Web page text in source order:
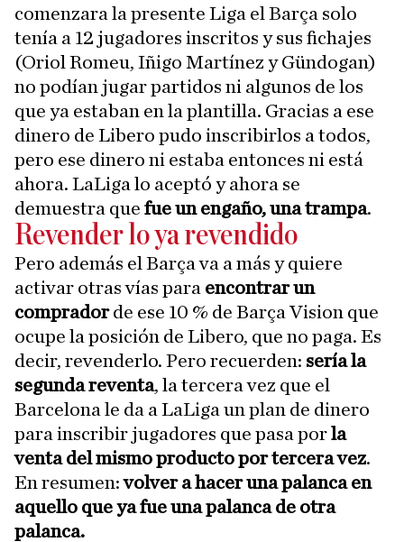
comenzara la presente Liga el Barça solo
tenía a 12 jugadores inscritos y sus fichajes
(Oriol Romeu, Iñigo Martínez y Gündogan)
no podían jugar partidos ni algunos de los
que ya estaban en la plantilla. Gracias a ese
dinero de Libero pudo inscribirlos a todos,
pero ese dinero ni estaba entonces ni está
ahora. LaLiga lo aceptó y ahora se
demuestra que fue un engaño, una trampa.
Revender lo ya revendido
Pero además el Barça va a más y quiere
activar otras vías para encontrar un
compradorde ese 10 % de Barça Vision que
ocupe la posición de Libero, que no paga. Es
decir, revenderlo. Pero recuerden: sería la
segunda reventa, la tercera vez que el
Barcelona le da a LaLiga un plan de dinero
para inscribir jugadores que pasa porla
venta del mismo producto por tercera vez.
En resumen:volver a hacer una palanca en
aquello que ya fue una palanca de otra
palanca.